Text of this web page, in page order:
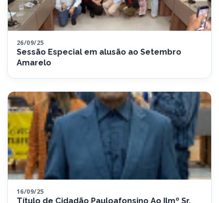
26/09/25
Sessão Especial em alusão ao Setembro
Amarelo
16/09/25
Título de Cidadão Pauloafonsino Ao Ilmº Sr.